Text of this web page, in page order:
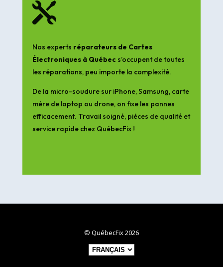

Nos experts réparateurs de Cartes
Électroniques à Québecs’occupent de toutes
les réparations, peu importe la complexité.
De la micro-soudure sur iPhone, Samsung, carte
mère de laptop ou drone, on fixe les pannes
efficacement. Travail soigné, pièces de qualité et
service rapide chez QuébecFix !
© QuébecFix 2026